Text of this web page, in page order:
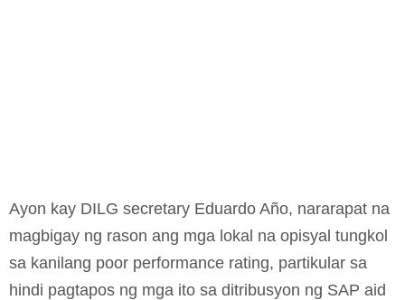
Ayon kay DILG secretary Eduardo Año, nararapat na
magbigay ng rason ang mga lokal na opisyal tungkol
sa kanilang poor performance rating, partikular sa
hindi pagtapos ng mga ito sa ditribusyon ng SAP aid